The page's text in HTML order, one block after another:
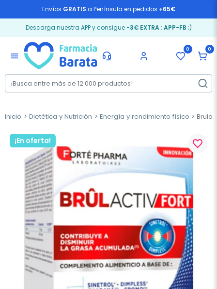
Envíos GRATIS a Península en pedidos +65€
Descarga nuestra APP y consigue -3€ EXTRA: APP-FB ;)
menu
0 0
Inicio Dietética y Nutrición Energía y rendimiento físico
¡En oferta! favorite_border